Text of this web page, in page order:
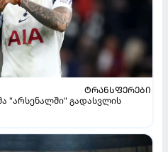
ᲢᲠᲐᲜᲡᲤᲔᲠᲔᲑᲘ
"არსენალში" გადასვლის